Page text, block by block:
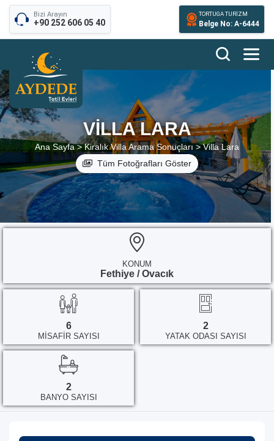
Bizi Arayın
+90 252 606 05 40
TORTUGA TURİZM
Belge No: A-6444
VILLA LARA
Ana Sayfa > Kiralık Villa Arama Sonuçları > Villa Lara
Tüm Fotoğrafları Göster
KONUM
Fethiye / Ovacık
6
MISAFIR SAYISI
2
YATAK ODASI SAYISI
2
BANYO SAYISI